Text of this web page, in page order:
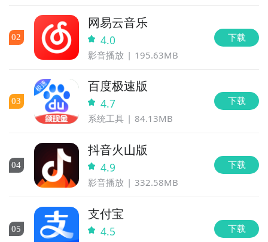
02
网易云音乐
4.0
影音播放 195.63MB
下载
03
百度极速版
4.7
系统工具 84.13MB
下载
04
抖音火山版
4.9
影音播放 332.58MB
下载
05
支付宝
4.5 下载